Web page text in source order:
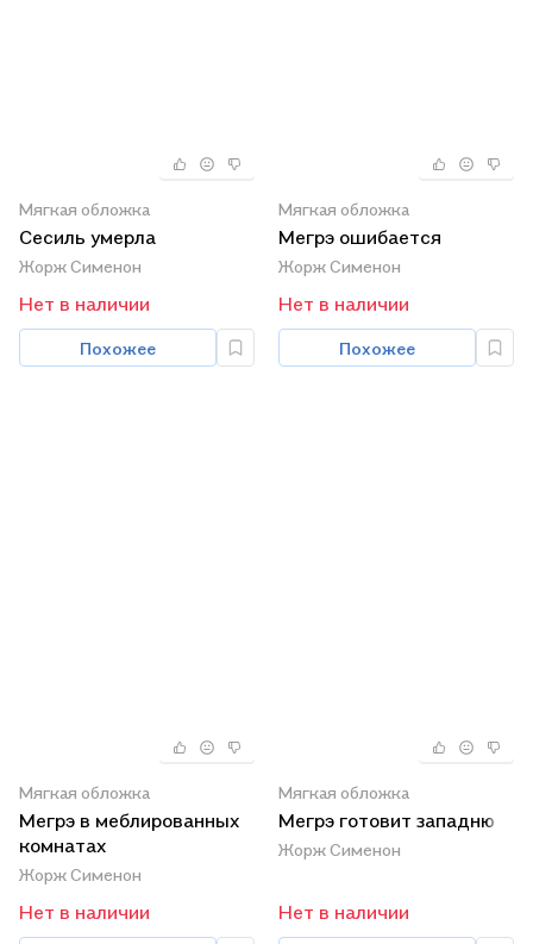
Мягкая обложка
Сесиль умерла
Жорж Сименон
Нет в наличии
Похожее
Мягкая обложка
Мегрэ ошибается
Жорж Сименон
Нет в наличии
Похожее
Мягкая обложка
Мегрэ в меблированных
комнатах
Жорж Сименон
Нет в наличии
Мягкая обложка
Мегрэ готовит западню
Жорж Сименон
Нет в наличии